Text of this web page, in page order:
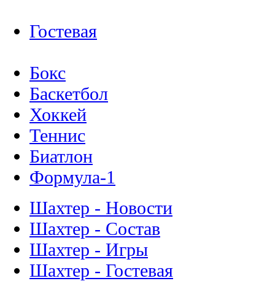
Гостевая
Бокс
Баскетбол
Хоккей
Теннис
Биатлон
Формула-1
Шахтер - Новости
Шахтер - Состав
Шахтер - Игры
Шахтер - Гостевая